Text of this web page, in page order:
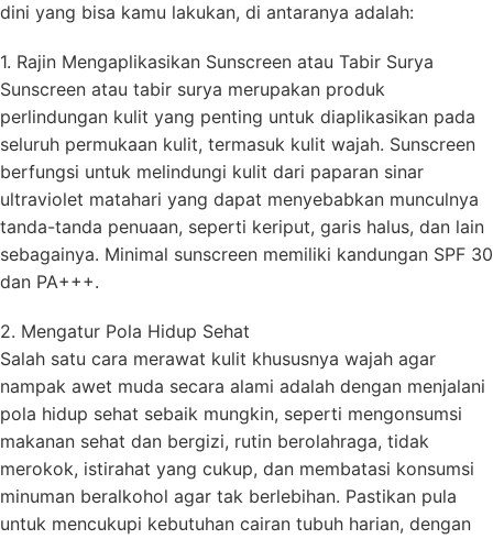
dini yang bisa kamu lakukan, di antaranya adalah:
1. Rajin Mengaplikasikan Sunscreen atau Tabir Surya
Sunscreen atau tabir surya merupakan produk
perlindungan kulit yang penting untuk diaplikasikan pada
seluruh permukaan kulit, termasuk kulit wajah. Sunscreen
berfungsi untuk melindungi kulit dari paparan sinar
ultraviolet matahari yang dapat menyebabkan munculnya
tanda-tanda penuaan, seperti keriput, garis halus, dan lain
sebagainya. Minimal sunscreen memiliki kandungan SPF 30
dan PA+++.
2. Mengatur Pola Hidup Sehat
Salah satu cara merawat kulit khususnya wajah agar
nampak awet muda secara alami adalah dengan menjalani
pola hidup sehat sebaik mungkin, seperti mengonsumsi
makanan sehat dan bergizi, rutin berolahraga, tidak
merokok, istirahat yang cukup, dan membatasi konsumsi
minuman beralkohol agar tak berlebihan. Pastikan pula
untuk mencukupi kebutuhan cairan tubuh harian, dengan